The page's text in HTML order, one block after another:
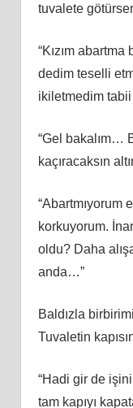
tuvalete
“Kızım
dedim teselli
ikiletmedim
“Gel bakalım…
kaçıracaksın
“Abartmıyorum
korkuyorum.
oldu? Daha
anda…”
Baldızla
Tuvaletin
“Hadi gir de
tam kapıyı